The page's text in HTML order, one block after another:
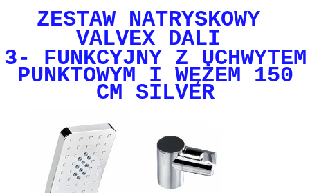
ZESTAW NATRYSKOWY
VALVEX DALI
3- FUNKCYJNY Z UCHWYTEM
PUNKTOWYM I WĘŻEM 150
CM SILVER